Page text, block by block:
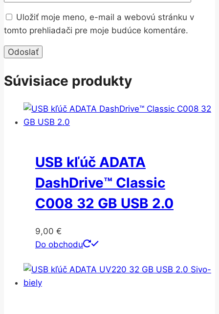
Uložiť moje meno, e-mail a webovú stránku v
tomto prehliadači pre moje budúce komentáre.
Súvisiace produkty
USB kľúč ADATA
DashDrive™ Classic
C008 32 GB USB 2.0
9,00 €
Do obchodu